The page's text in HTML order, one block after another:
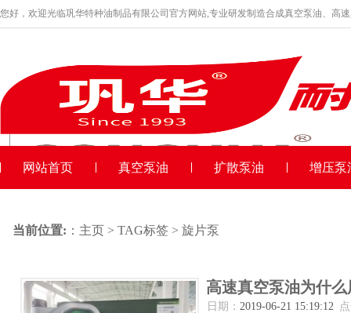
您好，欢迎光临巩华特种油制品有限公司官方网站,专业研发制造合成真空泵油、高
网站首页 真空泵油 扩散泵油 增压泵
当前位置: ： 主页 > TAG标签 > 旋片泵
高速真空泵油为什
日期： 2019-06-21 15:19:12